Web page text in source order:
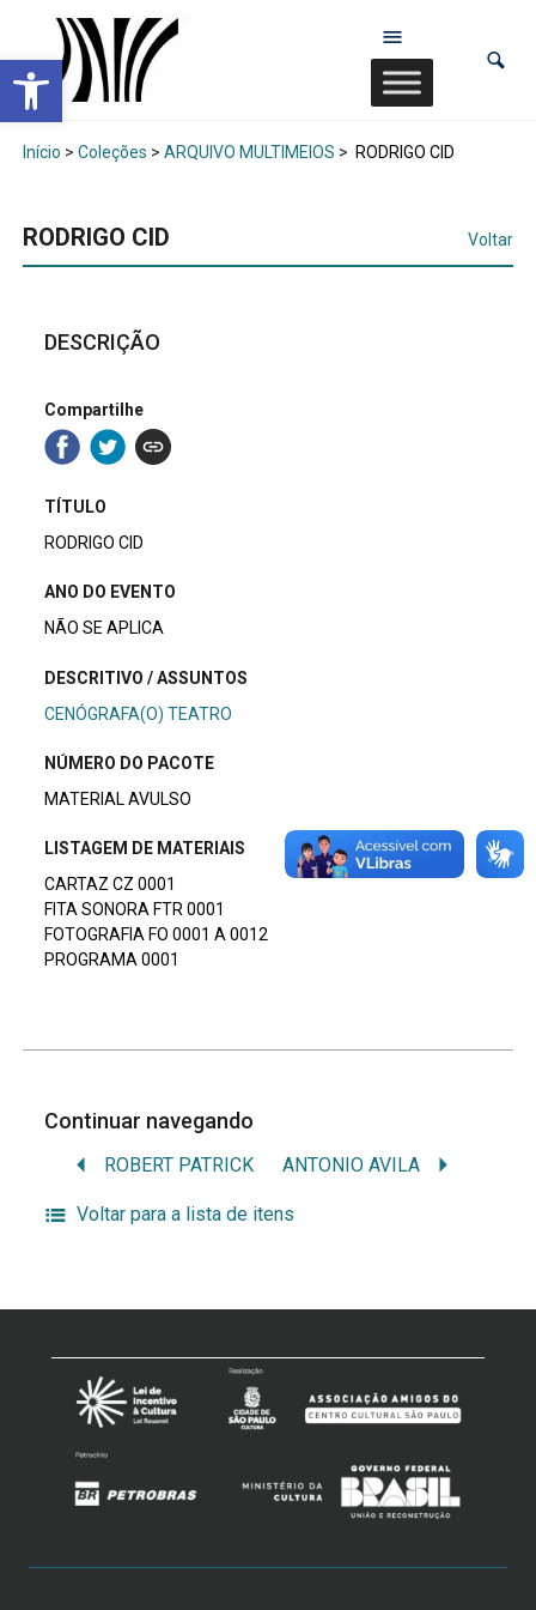
Abrir a barra de ferramentas
Início > Coleções > ARQUIVO MULTIMEIOS > RODRIGO CID
RODRIGO CID Voltar
DESCRIÇÃO
Compartilhe
TÍTULO
RODRIGO CID
ANO DO EVENTO
NÃO SE APLICA
DESCRITIVO / ASSUNTOS
CENÓGRAFA(O) TEATRO
NÚMERO DO PACOTE
MATERIAL AVULSO
LISTAGEM DE MATERIAIS
CARTAZ CZ 0001
FITA SONORA FTR 0001
FOTOGRAFIA FO 0001 A 0012
PROGRAMA 0001
Continuar navegando
ROBERT PATRICK ANTONIO AVILA
Voltar para a lista de itens